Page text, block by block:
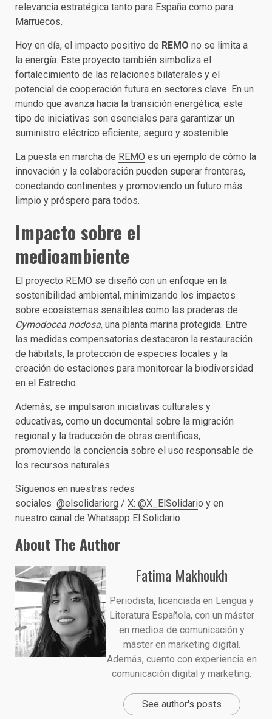
relevancia estratégica tanto para España como para
Marruecos.
Hoy en día, el impacto positivo de REMO no se limita a
la energía. Este proyecto también simboliza el
fortalecimiento de las relaciones bilaterales y el
potencial de cooperación futura en sectores clave. En un
mundo que avanza hacia la transición energética, este
tipo de iniciativas son esenciales para garantizar un
suministro eléctrico eficiente, seguro y sostenible.
La puesta en marcha de REMO es un ejemplo de cómo la
innovación y la colaboración pueden superar fronteras,
conectando continentes y promoviendo un futuro más
limpio y próspero para todos.
Impacto sobre el
medioambiente
El proyecto REMO se diseñó con un enfoque en la
sostenibilidad ambiental, minimizando los impactos
sobre ecosistemas sensibles como las praderas de
Cymodocea nodosa, una planta marina protegida. Entre
las medidas compensatorias destacaron la restauración
de hábitats, la protección de especies locales y la
creación de estaciones para monitorear la biodiversidad
en el Estrecho.
Además, se impulsaron iniciativas culturales y
educativas, como un documental sobre la migración
regional y la traducción de obras científicas,
promoviendo la conciencia sobre el uso responsable de
los recursos naturales.
Síguenos en nuestras redes
sociales @elsolidariorg / X: @X_ElSolidario y en
nuestro canal de Whatsapp El Solidario
About The Author
Fatima Makhoukh
Periodista, licenciada en Lengua y
Literatura Española, con un máster
en medios de comunicación y
máster en marketing digital.
Además, cuento con experiencia en
comunicación digital y marketing.
See author's posts